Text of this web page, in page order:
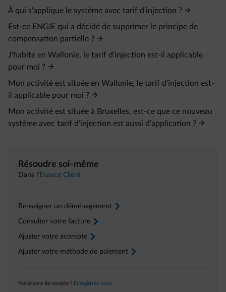
À qui s'applique le système avec tarif d'injection ?
Est-ce ENGIE qui a décidé de supprimer le principe de
compensation partielle ?
J'habite en Wallonie, le tarif d’injection est-il applicable
pour moi ?
Mon activité est située en Wallonie, le tarif d'injection est-
il applicable pour moi ?
Mon activité est située à Bruxelles, est-ce que ce nouveau
système avec tarif d'injection est aussi d'application ?
Résoudre soi-même
Dans l’ Espace Client
Renseigner un déménagement arrow-right
Consulter votre facture arrow-right
Ajuster votre acompte arrow-right
Ajuster votre méthode de paiement arrow-right
Pas encore de compte ? Enregistrez-vous